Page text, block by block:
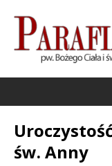
św. Anny